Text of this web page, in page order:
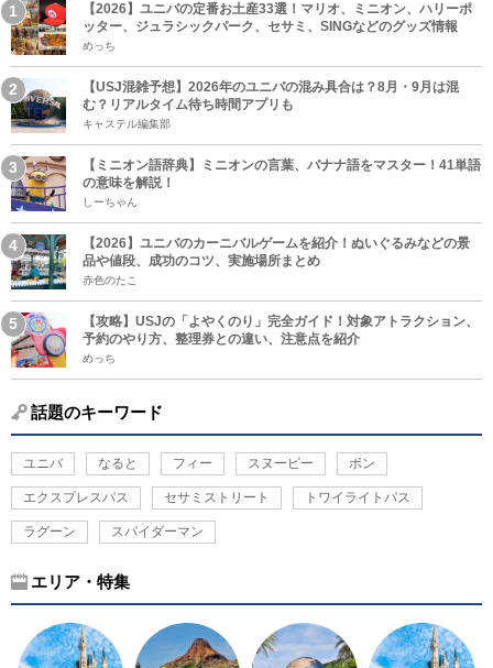
【2026】ユニバの定番お土産33選！マリオ、ミニオン、ハリーポ
ッター、ジュラシックパーク、セサミ、SINGなどのグッズ情報
めっち
【USJ混雑予想】2026年のユニバの混み具合は？8月・9月は混
む？リアルタイム待ち時間アプリも
キャステル編集部
【ミニオン語辞典】ミニオンの言葉、バナナ語をマスター！41単語
の意味を解説！
しーちゃん
【2026】ユニバのカーニバルゲームを紹介！ぬいぐるみなどの景
品や値段、成功のコツ、実施場所まとめ
赤色のたこ
【攻略】USJの「よやくのり」完全ガイド！対象アトラクション、
予約のやり方、整理券との違い、注意点を紹介
めっち
話題のキーワード
ユニバ なると フィー スヌーピー ボン
エクスプレスパス セサミストリート トワイライトパス
ラグーン スパイダーマン
エリア・特集